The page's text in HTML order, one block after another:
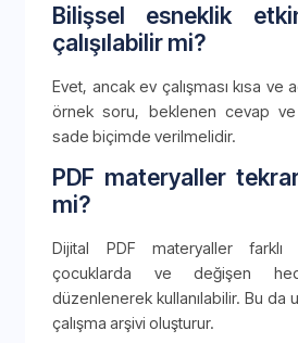
Bilişsel esneklik
çalışılabilir mi?
Evet, ancak ev çalışması kısa ve
örnek soru, beklenen cevap ve
sade biçimde verilmelidir.
PDF materyaller
mi?
Dijital PDF materyaller farklı
çocuklarda ve değişen
düzenlenerek kullanılabilir. Bu da
çalışma arşivi oluşturur.